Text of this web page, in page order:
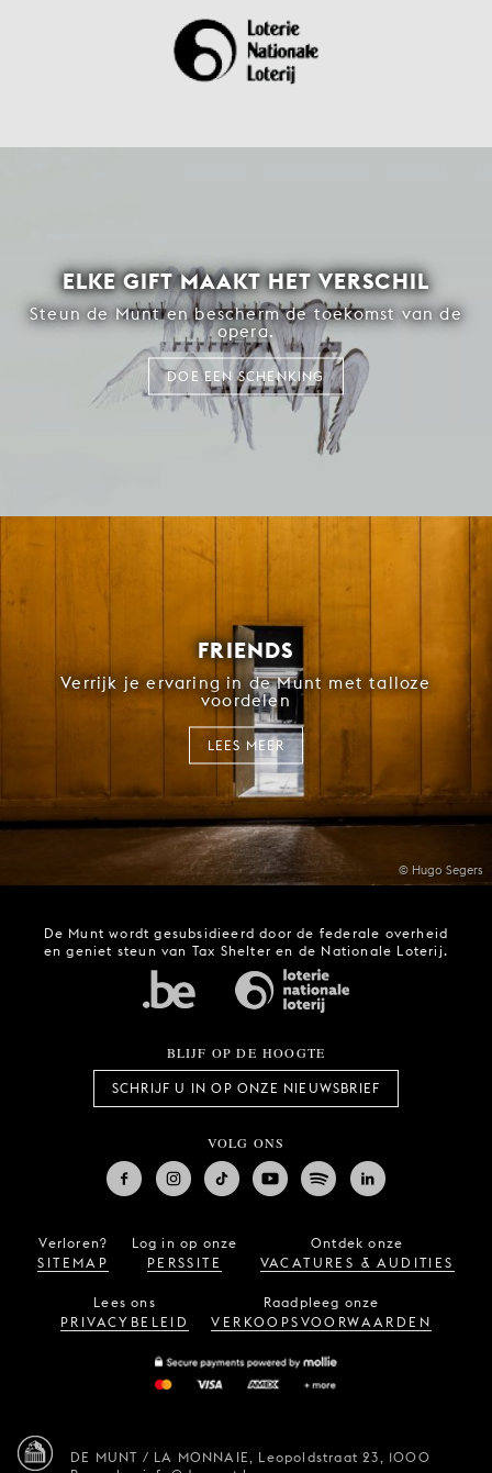
ELKE GIFT MAAKT HET VERSCHIL
Steun de Munt en bescherm de toekomst van de
opera.
DOE EEN SCHENKING
© Hugo Segers
FRIENDS
Verrijk je ervaring in de Munt met talloze
voordelen
LEES MEER
De Munt wordt gesubsidieerd door de federale overheid
en geniet steun van Tax Shelter en de Nationale Loterij.
BLIJF OP DE HOOGTE
SCHRIJF U IN OP ONZE NIEUWSBRIEF
VOLG ONS
Verloren?
SITEMAP
Log in op onze
PERSSITE
Ontdek onze
VACATURES & AUDITIES
Lees ons
PRIVACYBELEID
Raadpleeg onze
VERKOOPSVOORWAARDEN
DE MUNT / LA MONNAIE, Leopoldstraat 23, 1000